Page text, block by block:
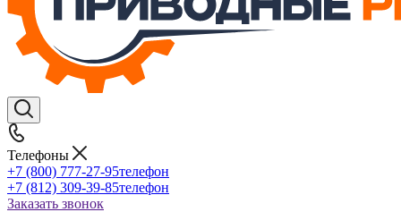
Телефоны
+7 (800) 777-27-95телефон
+7 (812) 309-39-85телефон
Заказать звонок